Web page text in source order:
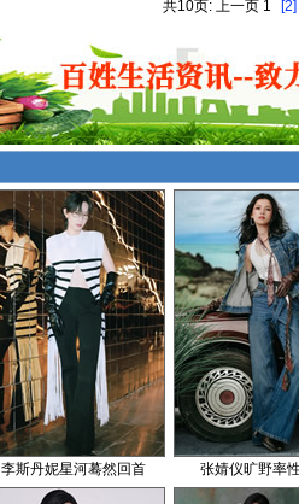
共10页: 上一页 1 [2]
李斯丹妮星河蓦然回首 张婧仪旷野率